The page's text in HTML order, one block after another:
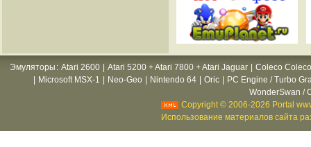
Эмуляторы : Atari 2600 Atari 5200 + Atari 7800 + Atari Jaguar
Coleco
Microsoft MSX-1 Neo-Geo Nintendo 64 Oric
PC Engine / Turbo
WonderSwan /
Copyright © 2006-2026 Portal
Использование материалов сайта